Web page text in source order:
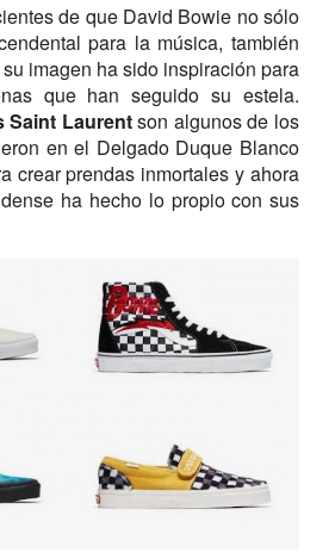
de que David Bowie no sólo
para la música, también
imagen ha sido inspiración para
que han seguido su estela.
Saint Laurentson algunos de los
en el Delgado Duque Blanco
crear prendas inmortales y ahora
ha hecho lo propio con sus